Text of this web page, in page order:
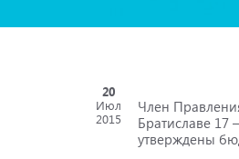
20
Июл
2015
Член
Братиславе 17
утверждены